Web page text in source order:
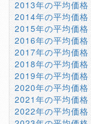
2013年の平均価格
2014年の平均価格
2015年の平均価格
2016年の平均価格
2017年の平均価格
2018年の平均価格
2019年の平均価格
2020年の平均価格
2021年の平均価格
2022年の平均価格